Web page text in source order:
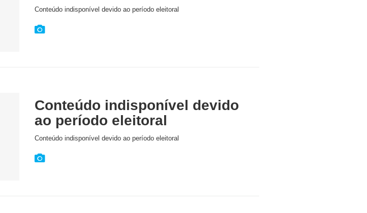
Conteúdo indisponível devido ao período eleitoral
Conteúdo indisponível devido
ao período eleitoral
Conteúdo indisponível devido ao período eleitoral